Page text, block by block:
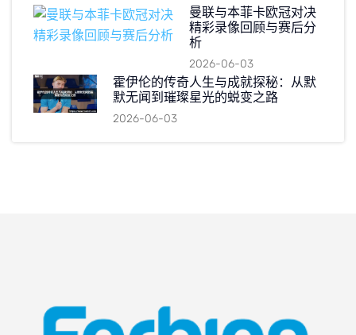
曼联与本菲卡欧冠对决
精彩录像回顾与赛后分
析
2026-06-03
霍伊伦的传奇人生与成就探秘：从默
默无闻到璀璨星光的蜕变之路
2026-06-03